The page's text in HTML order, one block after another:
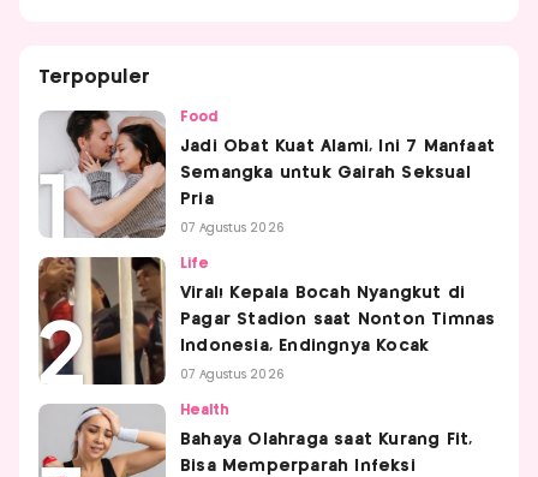
Terpopuler
Food
Jadi Obat Kuat Alami, Ini 7 Manfaat
Semangka untuk Gairah Seksual
Pria
07 Agustus 2026
Life
Viral! Kepala Bocah Nyangkut di
Pagar Stadion saat Nonton Timnas
Indonesia, Endingnya Kocak
07 Agustus 2026
Health
Bahaya Olahraga saat Kurang Fit,
Bisa Memperparah Infeksi